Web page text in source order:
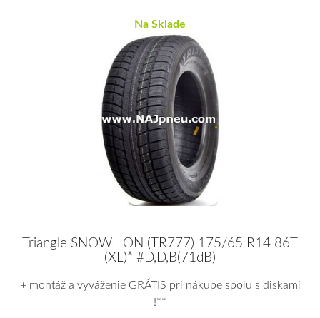
Na Sklade
Triangle SNOWLION (TR777) 175/65 R14 86T
(XL)* #D,D,B(71dB)
+ montáž a vyváženie GRÁTIS pri nákupe spolu s diskami
!**